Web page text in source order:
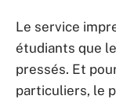
Le service
étudiants que
pressés. Et
particuliers, le